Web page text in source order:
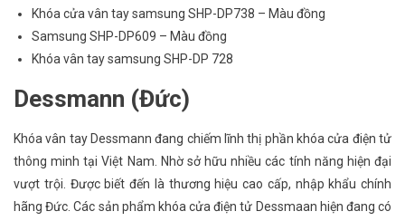
Khóa cửa vân tay samsung SHP-DP738 – Màu đồng
Samsung SHP-DP609 – Màu đồng
Khóa vân tay samsung SHP-DP 728
Dessmann (Đức)
Khóa vân tay Dessmann đang chiếm lĩnh thị phần khóa cửa điện tử
thông minh tại Việt Nam. Nhờ sở hữu nhiều các tính năng hiện đại
vượt trội. Được biết đến là thương hiệu cao cấp, nhập khẩu chính
hãng Đức. Các sản phẩm khóa cửa điện tử Dessmaan hiện đang có